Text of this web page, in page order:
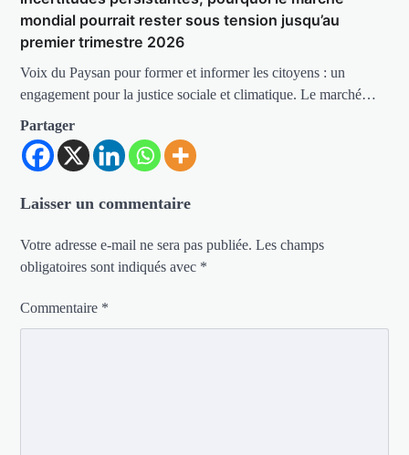
mondial pourrait rester sous tension jusqu’au
premier trimestre 2026
Voix du Paysan pour former et informer les citoyens : un
engagement pour la justice sociale et climatique. Le marché…
Partager
Laisser un commentaire
Votre adresse e-mail ne sera pas publiée. Les champs
obligatoires sont indiqués avec *
Commentaire *